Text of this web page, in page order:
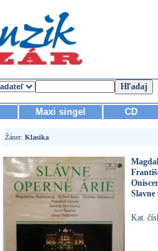
Maxi singel CD
Žáner: Klasika
Slavne
Kat.